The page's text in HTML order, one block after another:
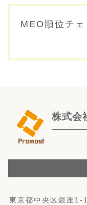
MEO順位チ
株式会
東京都中央区銀座1-